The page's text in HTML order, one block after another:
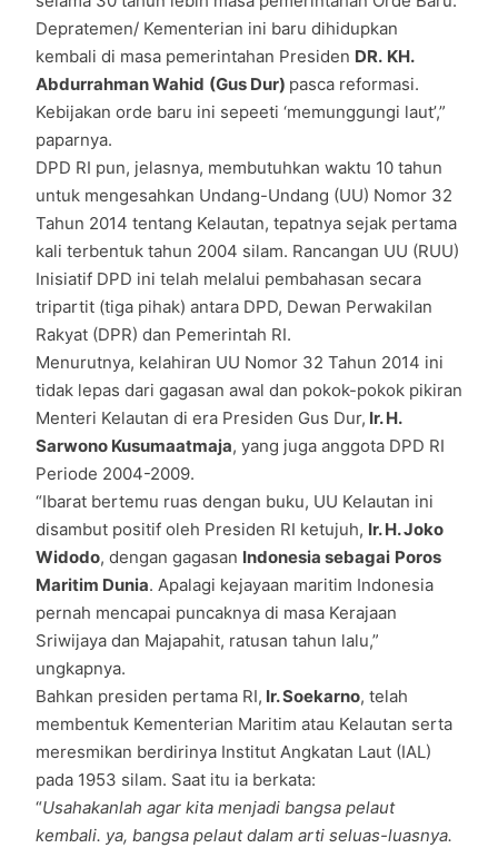
Depratemen/ Kementerian ini baru dihidupkan
kembali di masa pemerintahan Presiden DR. KH.
Abdurrahman Wahid (Gus Dur) pasca reformasi.
Kebijakan orde baru ini sepeeti ‘memunggungi laut’,”
paparnya.
DPD RI pun, jelasnya, membutuhkan waktu 10 tahun
untuk mengesahkan Undang-Undang (UU) Nomor 32
Tahun 2014 tentang Kelautan, tepatnya sejak pertama
kali terbentuk tahun 2004 silam. Rancangan UU (RUU)
Inisiatif DPD ini telah melalui pembahasan secara
tripartit (tiga pihak) antara DPD, Dewan Perwakilan
Rakyat (DPR) dan Pemerintah RI.
Menurutnya, kelahiran UU Nomor 32 Tahun 2014 ini
tidak lepas dari gagasan awal dan pokok-pokok pikiran
Menteri Kelautan di era Presiden Gus Dur, Ir. H.
Sarwono Kusumaatmaja, yang juga anggota DPD RI
Periode 2004-2009.
“Ibarat bertemu ruas dengan buku, UU Kelautan ini
disambut positif oleh Presiden RI ketujuh, Ir. H. Joko
Widodo, dengan gagasan Indonesia sebagai Poros
Maritim Dunia. Apalagi kejayaan maritim Indonesia
pernah mencapai puncaknya di masa Kerajaan
Sriwijaya dan Majapahit, ratusan tahun lalu,”
ungkapnya.
Bahkan presiden pertama RI, Ir. Soekarno, telah
membentuk Kementerian Maritim atau Kelautan serta
meresmikan berdirinya Institut Angkatan Laut (IAL)
pada 1953 silam. Saat itu ia berkata:
“Usahakanlah agar kita menjadi bangsa pelaut
kembali. ya, bangsa pelaut dalam arti seluas-luasnya.